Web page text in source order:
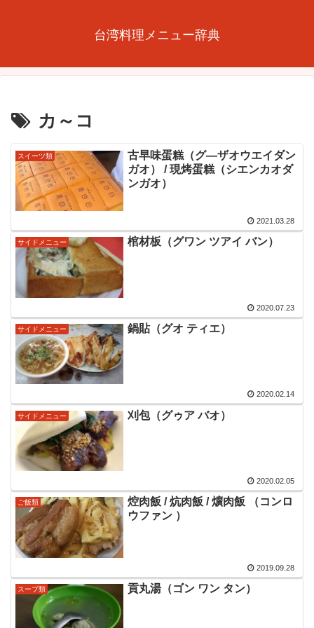
台湾料理メニュー辞典
カ～コ
スイーツ類
古早味蛋糕（グ―ザオウエイダン
ガオ） / 現烤蛋糕（シエンカオダ
ンガオ）
2021.03.28
サイドメニュー 棺材板（グワン ツアイ バン）
2020.07.23
サイドメニュー 鍋貼（グオ ティエ）
2020.02.14
サイドメニュー 刈包（グゥア バオ）
2020.02.05
ご飯類
焢肉飯 / 炕肉飯 / 爌肉飯 （コンロ
ウファン ）
2019.09.28
スープ類 貢丸湯（ゴン ワン タン）